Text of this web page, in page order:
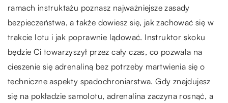
ramach instruktażu poznasz najważniejsze zasady
bezpieczeństwa, a także dowiesz się, jak zachować się w
trakcie lotu i jak poprawnie lądować. Instruktor skoku
będzie Ci towarzyszył przez cały czas, co pozwala na
cieszenie się adrenaliną bez potrzeby martwienia się o
techniczne aspekty spadochroniarstwa. Gdy znajdujesz
się na pokładzie samolotu, adrenalina zaczyna rosnąć, a